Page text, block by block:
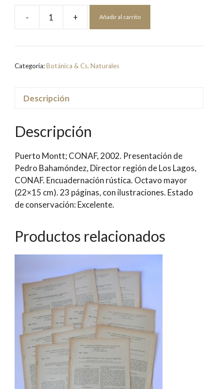
-
Helechos
Archipiélago
Chiloé,
y
barrera
cantidad
+ Añadir al carrito
Categoría:Botánica & Cs. Naturales
Descripción
Descripción
Puerto Montt; CONAF, 2002. Presentación de
Pedro Bahamóndez, Director región de Los Lagos,
CONAF. Encuadernación rústica. Octavo mayor
(22×15 cm). 23 páginas, con ilustraciones. Estado
de conservación: Excelente.
Productos relacionados